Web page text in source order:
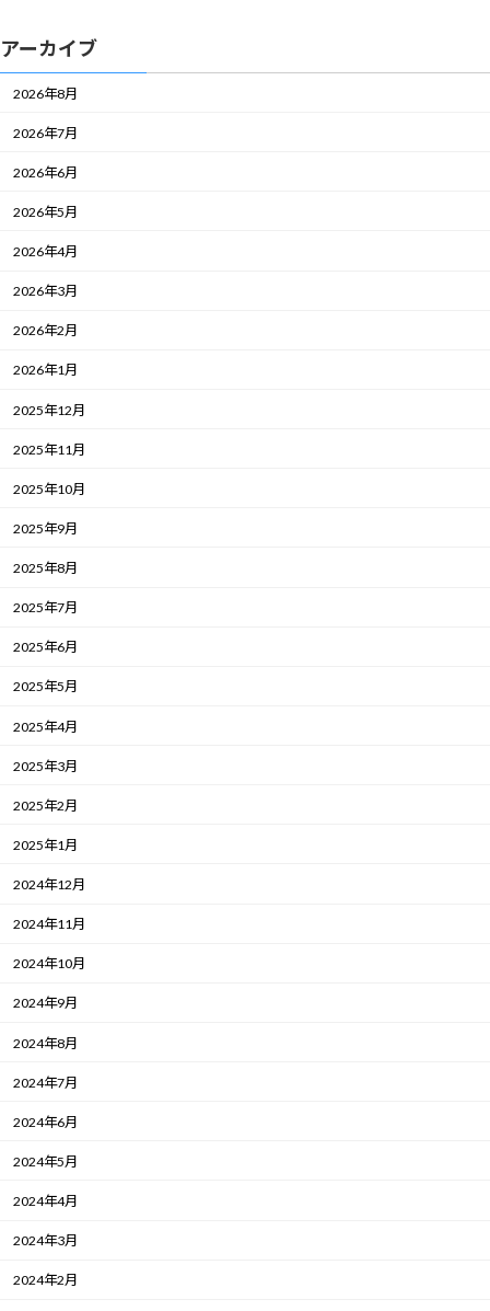
アーカイブ
2026年8月
2026年7月
2026年6月
2026年5月
2026年4月
2026年3月
2026年2月
2026年1月
2025年12月
2025年11月
2025年10月
2025年9月
2025年8月
2025年7月
2025年6月
2025年5月
2025年4月
2025年3月
2025年2月
2025年1月
2024年12月
2024年11月
2024年10月
2024年9月
2024年8月
2024年7月
2024年6月
2024年5月
2024年4月
2024年3月
2024年2月